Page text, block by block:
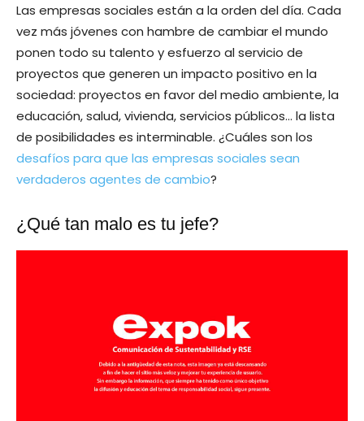
Las empresas sociales están a la orden del día. Cada
vez más jóvenes con hambre de cambiar el mundo
ponen todo su talento y esfuerzo al servicio de
proyectos que generen un impacto positivo en la
sociedad: proyectos en favor del medio ambiente, la
educación, salud, vivienda, servicios públicos… la lista
de posibilidades es interminable. ¿Cuáles son los
desafíos para que las empresas sociales sean
verdaderos agentes de cambio?
¿Qué tan malo es tu jefe?